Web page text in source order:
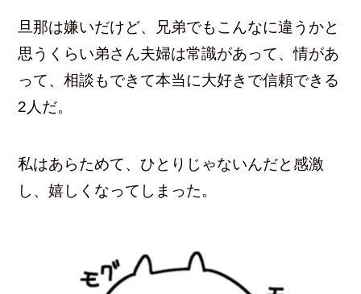
旦那は嫌いだけど、兄弟でもこんなに違うかと
思うくらい弟さん夫婦は常識があって、情があ
って、相談もできて本当に大好きで信頼できる
2人だ。
私はあらためて、ひとりじゃないんだと感激
し、嬉しくなってしまった。